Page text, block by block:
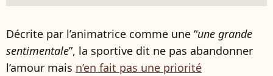
Décrite par l’animatrice comme une “une grande
sentimentale”, la sportive dit ne pas abandonner
l’amour mais n’en fait pas une priorité